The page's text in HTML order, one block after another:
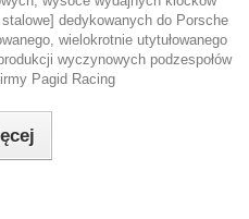
dedykowanych do Porsche
wielokrotnie utytułowanego
wyczynowych podzespołów
Pagid Racing